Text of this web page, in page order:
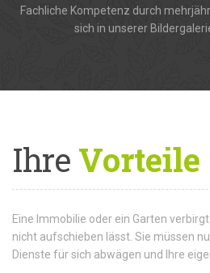
Fachliche Kompetenz durch
sich in unserer
IhreVorteile
Eine Immobilie oder ein Garten
nicht aufschieben lässt. Sie müssen
Dienste für sich abwägen und Ihre